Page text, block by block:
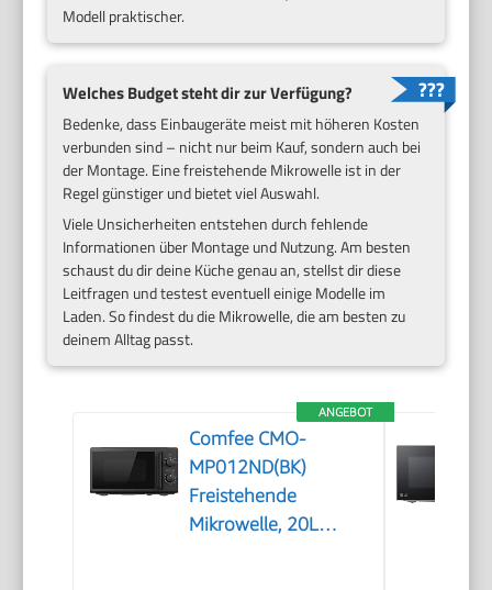
Modell praktischer.
Welches Budget steht dir zur Verfügung?
Bedenke, dass Einbaugeräte meist mit höheren Kosten
verbunden sind – nicht nur beim Kauf, sondern auch bei
der Montage. Eine freistehende Mikrowelle ist in der
Regel günstiger und bietet viel Auswahl.
Viele Unsicherheiten entstehen durch fehlende
Informationen über Montage und Nutzung. Am besten
schaust du dir deine Küche genau an, stellst dir diese
Leitfragen und testest eventuell einige Modelle im
Laden. So findest du die Mikrowelle, die am besten zu
deinem Alltag passt.
ANGEBOT
Comfee CMO-
MP012ND(BK)
Freistehende
Mikrowelle, 20L